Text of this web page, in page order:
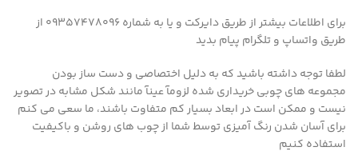
برای اطلاعات بیشتر از طریق دایرکت و یا به شماره 09357478096 از
طریق واتساپ و تلگرام پیام بدید
لطفا توجه داشته باشید که به دلیل اختصاصی و دست ساز بودن
مجموعه های چوبی خریداری شده لزومآ عینآ مانند شکل مشابه در تصویر
نیست و ممکن است در ابعاد بسیار کم متفاوت باشند، ما سعی می کنم
برای آسان شدن رنگ آمیزی توسط شما از چوب های روشن و باکیفیت
استفاده کنیم